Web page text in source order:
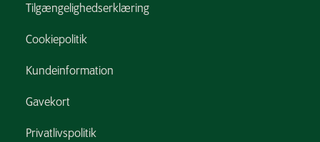
Tilgængelighedserklæring
Cookiepolitik
Kundeinformation
Gavekort
Privatlivspolitik